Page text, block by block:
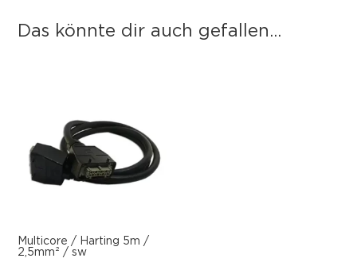
Das könnte dir auch gefallen...
Multicore / Harting 5m /
2,5mm² / sw